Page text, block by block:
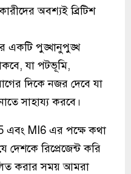
অবশ্যই ব্রিটিশ
একটি পুঙ্খানুপুঙ্খ
যা পটভূমি,
দিকে নজর দেবে যা
সাহায্য করবে।
এবং MI6 এর পক্ষে কথা
দেশকে রিপ্রেজেন্ট করি
করার সময় আমরা